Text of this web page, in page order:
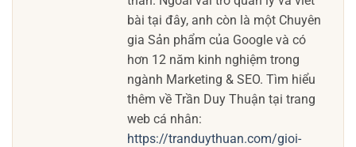
bài tại đây, anh còn là một Chuyên
gia Sản phẩm của Google và có
hơn 12 năm kinh nghiệm trong
ngành Marketing & SEO. Tìm hiểu
thêm về Trần Duy Thuận tại trang
web cá nhân:
https://tranduythuan.com/gioi-